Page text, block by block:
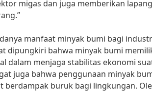
migas dan juga memberikan
manfaat minyak bumi bagi
dipungkiri bahwa minyak bumi
dalam menjaga stabilitas ekonomi
juga bahwa penggunaan minyak
berdampak buruk bagi lingkungan.